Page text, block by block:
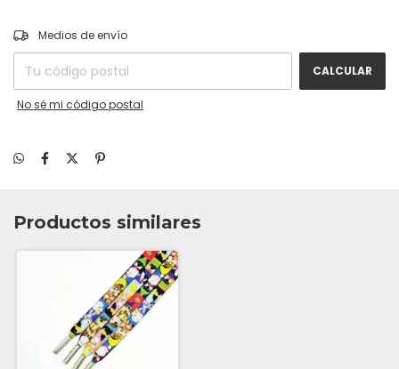
Entregas para el CP:
Medios de envío
CALCULAR
No sé mi código postal
Productos similares